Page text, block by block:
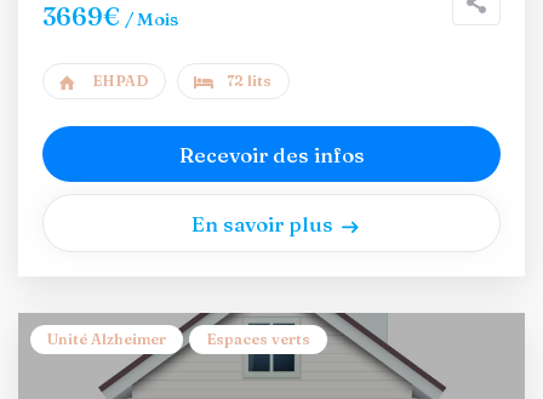
3669€ / Mois
EHPAD 72 lits
Recevoir des infos
En savoir plus
Unité Alzheimer Espaces verts